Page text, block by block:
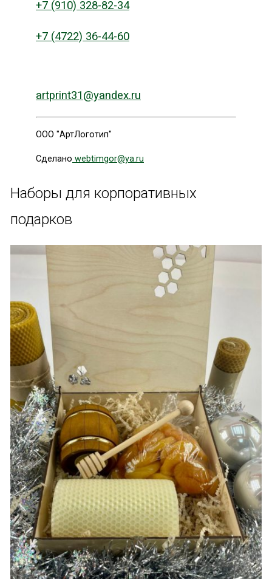
+7 (910) 328-82-34
+7 (4722) 36-44-60
artprint31@yandex.ru
ООО "АртЛоготип"
Сделано webtimgor@ya.ru
Наборы для корпоративных
подарков